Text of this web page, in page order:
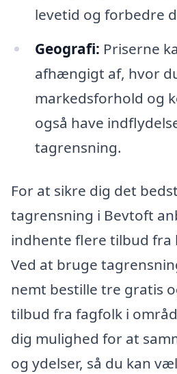
levetid og forbedre
Geografi: Priserne
afhængigt af, hvor
markedsforhold og
også have
tagrensning.
For at sikre dig det
tagrensning i Bevtoft
indhente flere tilbud fra
Ved at bruge
nemt bestille tre gratis
tilbud fra fagfolk i
dig mulighed for at
og ydelser, så du kan